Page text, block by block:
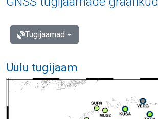
Tugijaamad
Uulu tugijaam